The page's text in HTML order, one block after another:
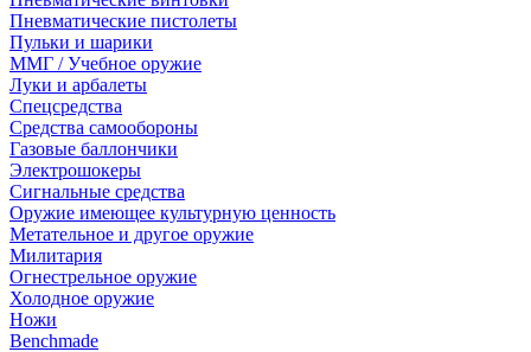
Пневматические пистолеты
Пульки и шарики
ММГ / Учебное оружие
Луки и арбалеты
Спецсредства
Средства самообороны
Газовые баллончики
Электрошокеры
Сигнальные средства
Оружие имеющее культурную ценность
Метательное и другое оружие
Милитария
Огнестрельное оружие
Холодное оружие
Ножи
Benchmade